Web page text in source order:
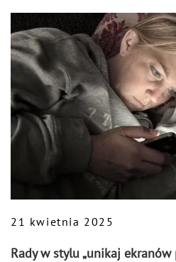
21 kwietnia 2025
Rady w stylu „unikaj ekranów